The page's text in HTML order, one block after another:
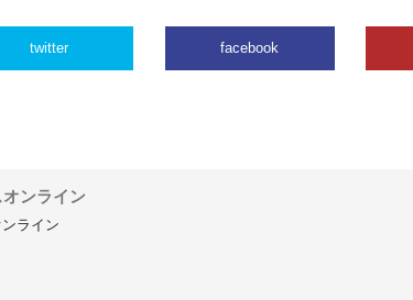
twitter facebook
ンライン
ライン